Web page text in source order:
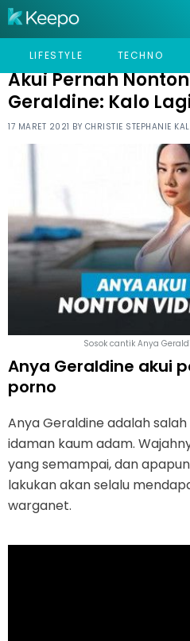
LIFESTYLE TECHNO
HOME CELEB
AKUI PERNAH NONTON
Akui Pernah
Geraldine: Kalo
17 MARET 2021 BY CHRISTIE STEPHANIE
Sosok cantik Anya
Anya Geraldine akui
porno
Anya Geraldine adalah
idaman kaum adam.
yang semampai, dan
lakukan akan selalu
warganet.